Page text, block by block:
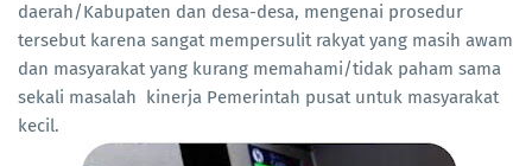
daerah/Kabupaten dan desa-desa, mengenai prosedur
tersebut karena sangat mempersulit rakyat yang masih awam
dan masyarakat yang kurang memahami/tidak paham sama
sekali masalah kinerja Pemerintah pusat untuk masyarakat
kecil.